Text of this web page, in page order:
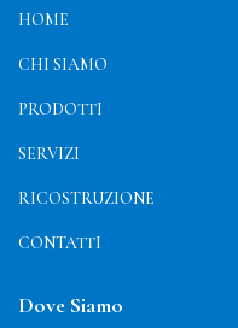
HOME
CHI SIAMO
PRODOTTI
SERVIZI
RICOSTRUZIONE
CONTATTI
Dove Siamo